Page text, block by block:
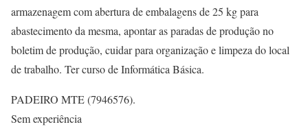
armazenagem com abertura de embalagens de 25 kg para
abastecimento da mesma, apontar as paradas de produção no
boletim de produção, cuidar para organização e limpeza do local
de trabalho. Ter curso de Informática Básica.
PADEIRO MTE (7946576).
Sem experiência